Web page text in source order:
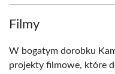
Filmy
W bogatym dorobku
projekty filmowe, które